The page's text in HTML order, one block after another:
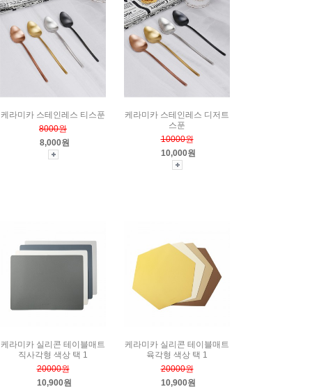
케라미카 스테인레스 티스푼
8000원
8,000원
케라미카 스테인레스 디저트
스푼
10000원
10,000원
케라미카 실리콘 테이블매트
직사각형 색상 택 1
20000원
10,900원
케라미카 실리콘 테이블매트
육각형 색상 택 1
20000원
10,900원